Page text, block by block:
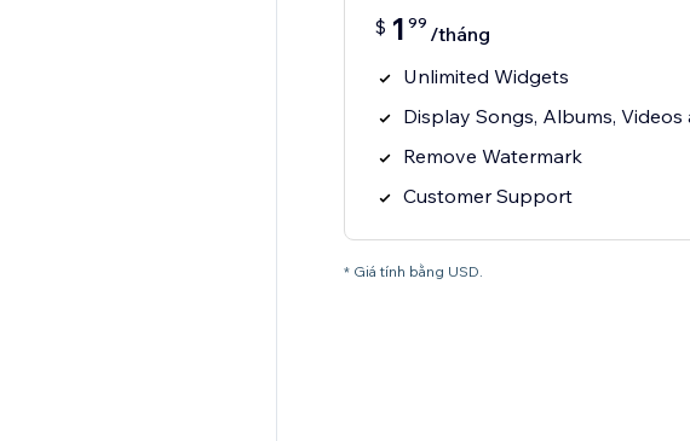
$ 1 99 /tháng
Unlimited Widgets
Display Songs, Albums, Videos
Remove Watermark
Customer Support
* Giá tính bằng USD.